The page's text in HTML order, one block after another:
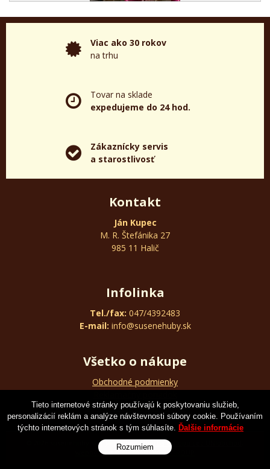
Viac ako 30 rokov
na trhu
Tovar na sklade
expedujeme do 24 hod.
Zákaznícky servis
a starostlivosť
Kontakt
Ján Kupec
M. R. Štefánika 27
985 11 Halič
Infolinka
Tel./fax: 047/4392483
E-mail: info@susenehuby.sk
Všetko o nákupe
Obchodné podmienky
Ochrana osobných údajov
© 2026 susenehuby.sk | Ján Kupec •tvorba eshopu cez UNIobchod
webhosting
spoločnostiWEBYGROUP
Tieto internetové stránky používajú k poskytovaniu služieb,
personalizácií reklám a analýze návštevnosti súbory cookie. Používaním
týchto internetových stránok s tým súhlasíte. Ďalšie informácie
Rozumiem